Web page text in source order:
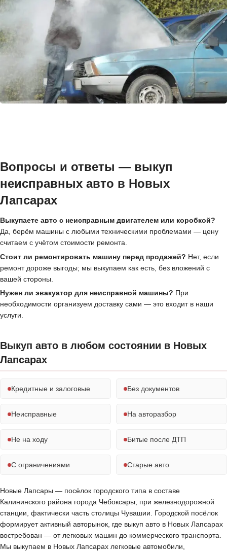
Вопросы и ответы — выкуп
неисправных авто в Новых
Лапсарах
Выкупаете авто с неисправным двигателем или коробкой?
Да, берём машины с любыми техническими проблемами — цену
считаем с учётом стоимости ремонта.
Стоит ли ремонтировать машину перед продажей? Нет, если
ремонт дороже выгоды; мы выкупаем как есть, без вложений с
вашей стороны.
Нужен ли эвакуатор для неисправной машины? При
необходимости организуем доставку сами — это входит в наши
услуги.
Выкуп авто в любом состоянии в Новых
Лапсарах
Кредитные и залоговые Без документов
Неисправные На авторазбор
Не на ходу Битые после ДТП
С ограничениями Старые авто
Новые Лапсары — посёлок городского типа в составе
Калининского района города Чебоксары, при железнодорожной
станции, фактически часть столицы Чувашии. Городской посёлок
формирует активный авторынок, где выкуп авто в Новых Лапсарах
востребован — от легковых машин до коммерческого транспорта.
Мы выкупаем в Новых Лапсарах легковые автомобили,